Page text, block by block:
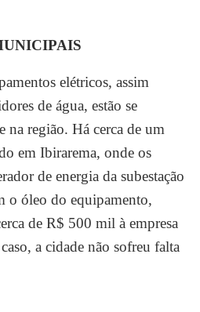
elétricos, assim
de água, estão se
na região. Há cerca de um
em Ibirarema, onde os
de energia da subestação
o óleo do equipamento,
de R$ 500 mil à empresa
a cidade não sofreu falta